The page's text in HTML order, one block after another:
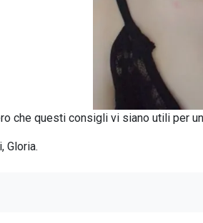
che questi consigli vi siano utili per
Gloria.